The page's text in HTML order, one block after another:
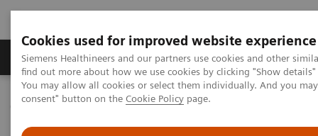
Cookies used for improved website experience
Siemens Healthineers and our partners use cookies and other
find out more about how we use cookies by clicking "Show
You may allow all cookies or select them individually. And you
consent" button on the Cookie Policy page.
Продукція та сервіси Клінічні галузі
Домашня
Медична візуалізація
MI World Summit 2026 Moments
Image 64